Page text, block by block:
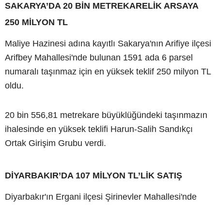
SAKARYA’DA 20 BİN METREKARELİK ARSAYA
250 MİLYON TL
Maliye Hazinesi adına kayıtlı Sakarya'nın Arifiye ilçesi
Arifbey Mahallesi'nde bulunan 1591 ada 6 parsel
numaralı taşınmaz için en yüksek teklif 250 milyon TL
oldu.
20 bin 556,81 metrekare büyüklüğündeki taşınmazın
ihalesinde en yüksek teklifi Harun-Salih Sandıkçı
Ortak Girişim Grubu verdi.
DİYARBAKIR’DA 107 MİLYON TL’LİK SATIŞ
Diyarbakır'ın Ergani ilçesi Şirinevler Mahallesi'nde